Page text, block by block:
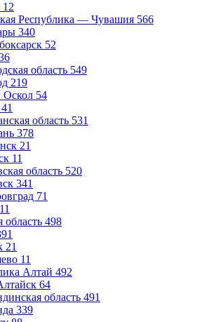
12
Республика — Чувашия 566
340
52
область 549
219
Оскол 54
41
область 531
378
21
11
область 520
341
71
11
область 498
21
11
Алтай 492
64
область 491
339